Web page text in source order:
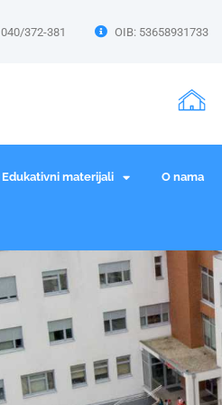
040/372-381 OIB: 53658931733
Edukativni materijali O nama